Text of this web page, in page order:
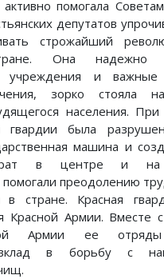
помогала
депутатов
строжайший
Она надежно
учреждения и
зорко стояла
населения. При
гвардии была
машина и
в центре и на
преодолению
в стране. Красная
Красной Армии. Вместе
Армии ее
в борьбу с